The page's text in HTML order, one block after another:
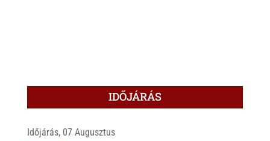
IDŐJÁRÁS
Időjárás, 07 Augusztus